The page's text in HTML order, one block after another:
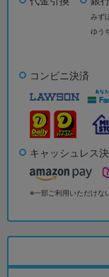
みず
ゆう
コンビニ決済
キャッシュレス
※一部ご利用いただけな